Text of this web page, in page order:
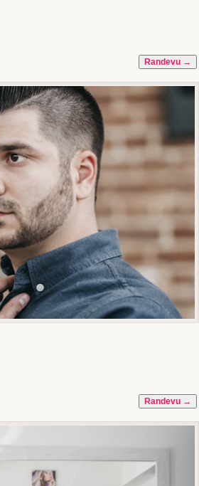
Randevu →
Randevu →